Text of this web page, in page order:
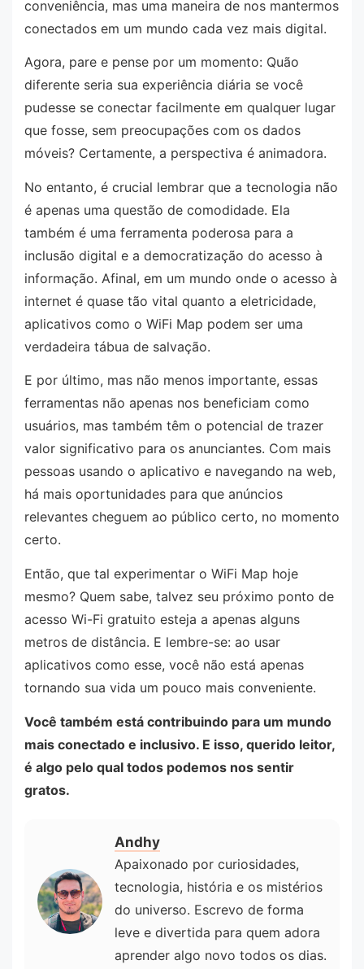
conveniência, mas uma maneira de nos mantermos
conectados em um mundo cada vez mais digital.
Agora, pare e pense por um momento: Quão
diferente seria sua experiência diária se você
pudesse se conectar facilmente em qualquer lugar
que fosse, sem preocupações com os dados
móveis? Certamente, a perspectiva é animadora.
No entanto, é crucial lembrar que a tecnologia não
é apenas uma questão de comodidade. Ela
também é uma ferramenta poderosa para a
inclusão digital e a democratização do acesso à
informação. Afinal, em um mundo onde o acesso à
internet é quase tão vital quanto a eletricidade,
aplicativos como o WiFi Map podem ser uma
verdadeira tábua de salvação.
E por último, mas não menos importante, essas
ferramentas não apenas nos beneficiam como
usuários, mas também têm o potencial de trazer
valor significativo para os anunciantes. Com mais
pessoas usando o aplicativo e navegando na web,
há mais oportunidades para que anúncios
relevantes cheguem ao público certo, no momento
certo.
Então, que tal experimentar o WiFi Map hoje
mesmo? Quem sabe, talvez seu próximo ponto de
acesso Wi-Fi gratuito esteja a apenas alguns
metros de distância. E lembre-se: ao usar
aplicativos como esse, você não está apenas
tornando sua vida um pouco mais conveniente.
Você também está contribuindo para um mundo
mais conectado e inclusivo. E isso, querido leitor,
é algo pelo qual todos podemos nos sentir
gratos.
Andhy
Apaixonado por curiosidades,
tecnologia, história e os mistérios
do universo. Escrevo de forma
leve e divertida para quem adora
aprender algo novo todos os dias.